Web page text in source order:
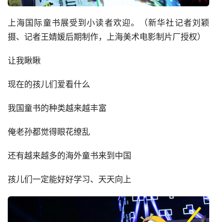
上海国际童书展受到小读者欢迎。（新华社记者刘颖
摄、记者王婧媛后期制作，上海美术电影制片厂授权）
让我瞅瞅
现在的孩儿们爱看什么
我国童书的种类越来越丰富
俺老孙都觉得眼花缭乱
还有越来越多的海外童书来到中国
孩儿们一定能好好学习、天天向上